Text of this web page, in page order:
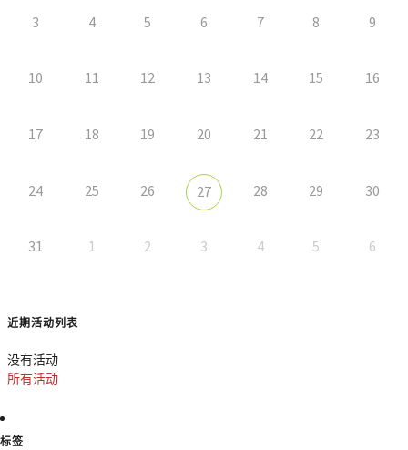
3 4 5 6 7 8 9
10 11 12 13 14 15 16
17 18 19 20 21 22 23
24 25 26 27 28 29 30
31 1 2 3 4 5 6
近期活动列表
没有活动
所有活动
标签